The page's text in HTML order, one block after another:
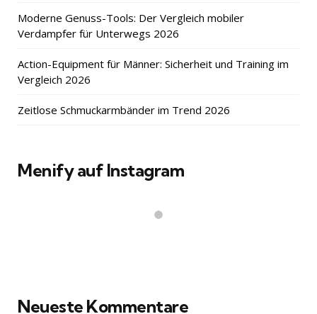
Moderne Genuss-Tools: Der Vergleich mobiler
Verdampfer für Unterwegs 2026
Action-Equipment für Männer: Sicherheit und Training im
Vergleich 2026
Zeitlose Schmuckarmbänder im Trend 2026
Menify auf Instagram
Neueste Kommentare